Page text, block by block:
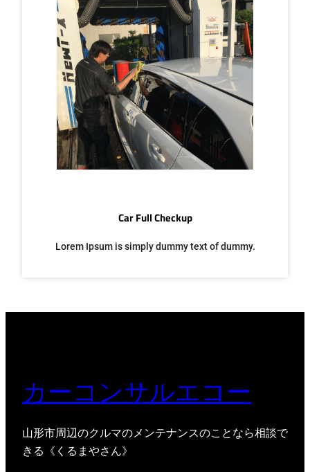
Car Full Checkup
Lorem Ipsum is simply dummy text of dummy.
カーコンサルエコー
山形市周辺のクルマのメンテナンスのことなら相談で
きる《くるまやさん》